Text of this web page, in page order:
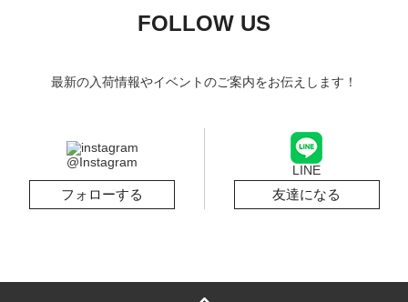
FOLLOW US
最新の入荷情報やイベントのご案内をお伝えします！
@Instagram
フォローする
LINE
友達になる